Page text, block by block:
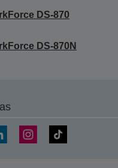
DS-870
DS-870N